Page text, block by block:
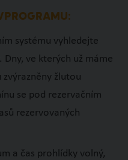
systému vyhledejte
ve kterých už máme
žlutou
se pod rezervačním
rezervovaných
a čas prohlídky volný,